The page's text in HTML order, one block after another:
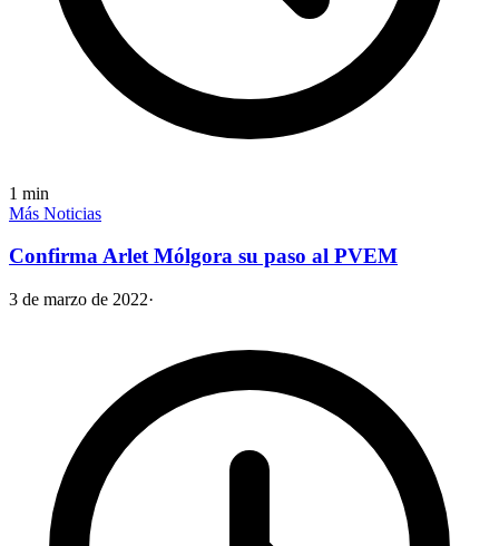
1 min
Más Noticias
Confirma Arlet Mólgora su paso al PVEM
3 de marzo de 2022·